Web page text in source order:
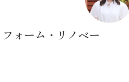
フォーム・リノベー